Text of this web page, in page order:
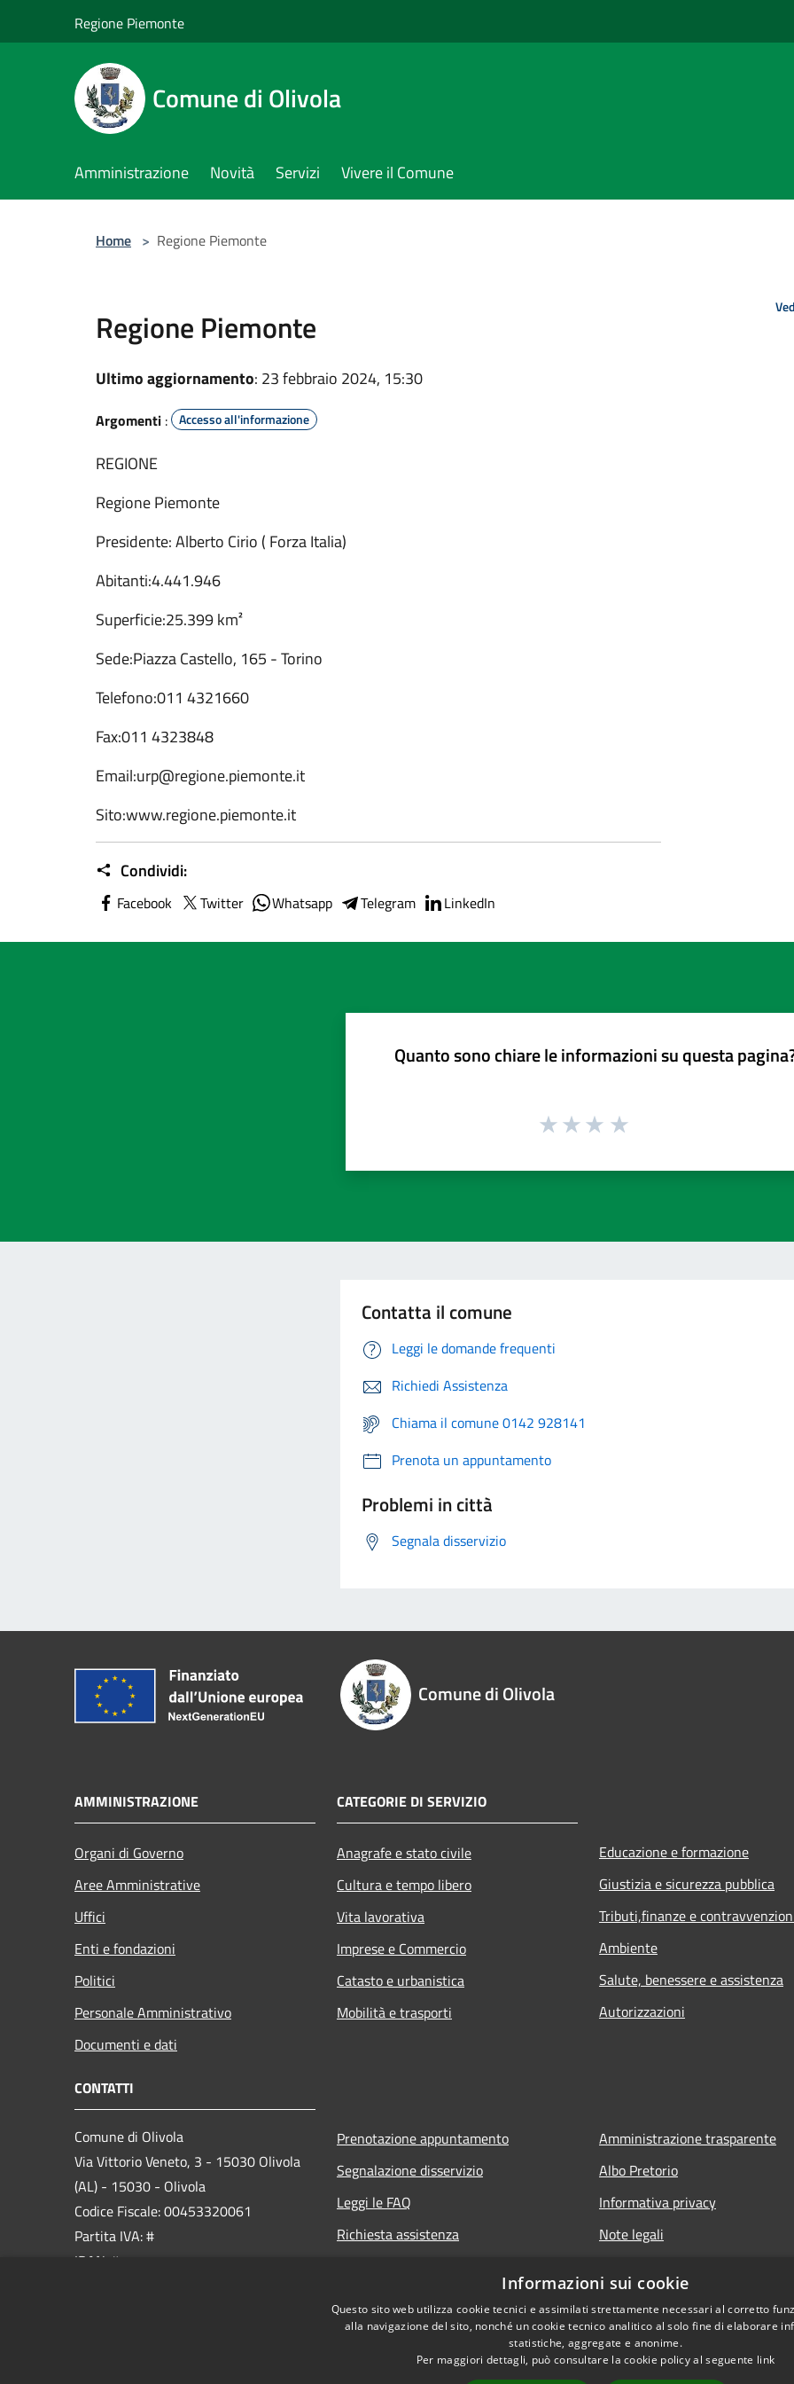
Regione Piemonte
Comune di Olivola
Amministrazione Novità Servizi Vivere il Comune
Home > Regione Piemonte
Regione Piemonte
Ultimo aggiornamento: 23 febbraio 2024, 15:30
Argomenti : Accesso all'informazione
REGIONE
Regione Piemonte
Presidente: Alberto Cirio ( Forza Italia)
Abitanti:4.441.946
Superficie:25.399 km²
Sede:Piazza Castello, 165 - Torino
Telefono:011 4321660
Fax:011 4323848
Email:urp@regione.piemonte.it
Sito:www.regione.piemonte.it
Condividi:
Facebook Twitter Whatsapp Telegram LinkedIn
Quanto sono chiare le informazioni su questa
Contatta il comune
Leggi le domande frequenti
Richiedi Assistenza
Chiama il comune 0142 928141
Prenota un appuntamento
Problemi in città
Segnala disservizio
Comune di Olivola
AMMINISTRAZIONE
Organi di Governo
Aree Amministrative
Uffici
Enti e fondazioni
Politici
Personale Amministrativo
Documenti e dati
CATEGORIE DI SERVIZIO
Anagrafe e stato civile
Cultura e tempo libero
Vita lavorativa
Imprese e Commercio
Catasto e urbanistica
Mobilità e trasporti
Educazione e formazione
Giustizia e sicurezza pubblica
Tributi,finanze e
Ambiente
Salute, benessere e assistenza
Autorizzazioni
CONTATTI
Comune di Olivola
Via Vittorio Veneto, 3 - 15030 Olivola
(AL) - 15030 - Olivola
Codice Fiscale: 00453320061
Partita IVA: #
IBAN: #
Prenotazione appuntamento
Segnalazione disservizio
Leggi le FAQ
Richiesta assistenza
Amministrazione trasparente
Albo Pretorio
Informativa privacy
Note legali
Informazioni sui cookie
Questo sito web utilizza cookie tecnici e assimilati strettamente necessari al corretto
alla navigazione del sito, nonché un cookie tecnico analitico al solo fine di elaborare
statistiche, aggregate e anonime.
Per maggiori dettagli, può consultare la cookie policy al seguente link